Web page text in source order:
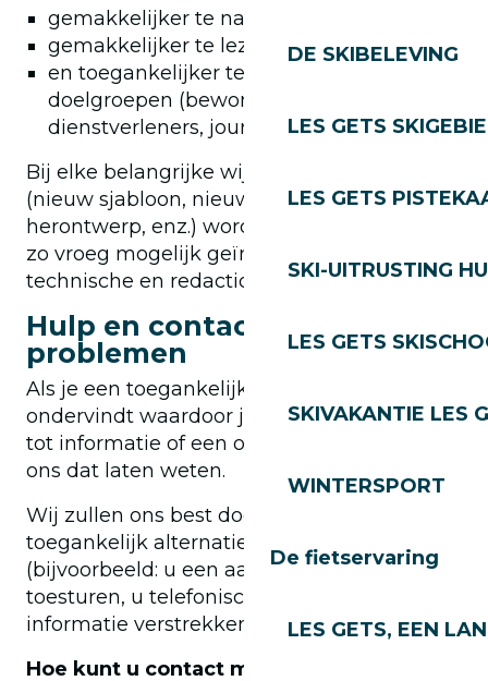
DE SKIBELEVING
LES GETS
LES GETS
SKI-UITRUSTING
LES GETS
SKIVAKANTIE LES
WINTERSPORT
De fietservaring
LES GETS, EEN
gemakkelijker te navigeren
gemakkelijker te lezen
en toegankelijker te maken voor alle
doelgroepen (bewoners, bezoekers,
dienstverleners, journalisten, enz.).
Bij elke belangrijke wijziging van de site
(nieuw sjabloon, nieuwe rubriek,
herontwerp, enz.) wordt de toegankelijkheid
zo vroeg mogelijk geïntegreerd in de
technische en redactionele keuzes.
Hulp en contact in geval van
problemen
Als je een toegankelijkheidsprobleem
ondervindt waardoor je geen toegang hebt
tot informatie of een online dienst, kun je
ons dat laten weten.
Wij zullen ons best doen om u een
toegankelijk alternatief te bieden
(bijvoorbeeld: u een aangepast document
toesturen, u telefonisch of per e-mail
informatie verstrekken).
Hoe kunt u contact met ons opnemen